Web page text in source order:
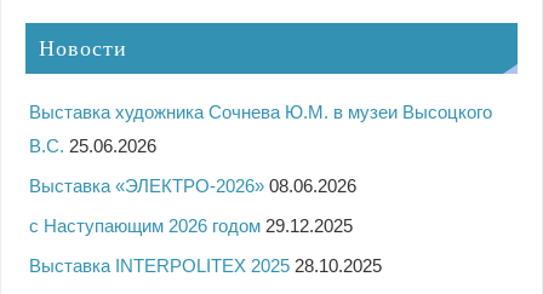
Новости
Выставка художника Сочнева Ю.М. в музеи Высоцкого
В.С. 25.06.2026
Выставка «ЭЛЕКТРО-2026» 08.06.2026
с Наступающим 2026 годом 29.12.2025
Выставка INTERPOLITEX 2025 28.10.2025